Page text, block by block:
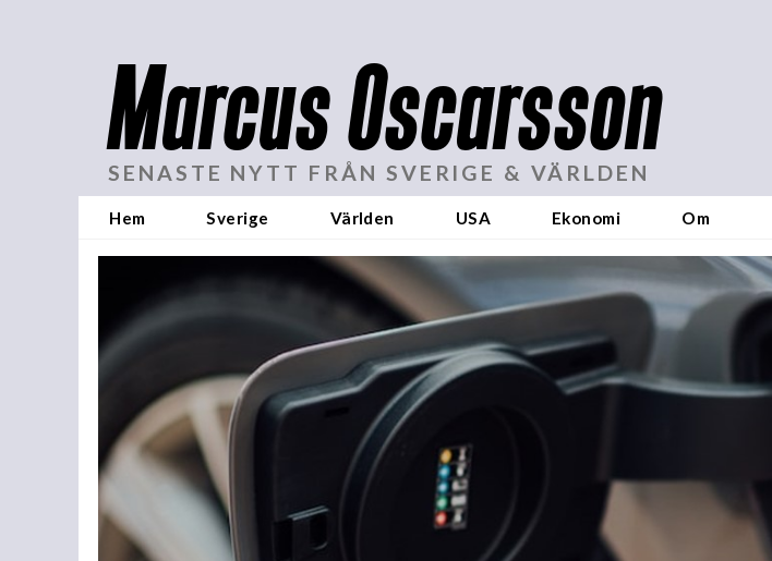
Marcus Oscarsson
SENASTE NYTT FRÅN SVERIGE & VÄRLDEN
Hem Sverige Världen USA Ekonomi Om